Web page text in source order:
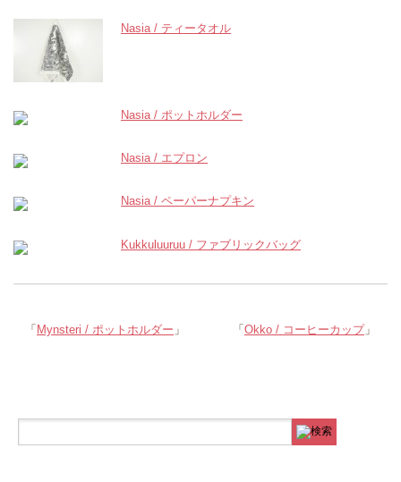
Nasia / ティータオル
Nasia / ポットホルダー
Nasia / エプロン
Nasia / ペーパーナプキン
Kukkuluuruu / ファブリックバッグ
「 Okko / コーヒーカップ 」
「 Mynsteri / ポットホルダー 」